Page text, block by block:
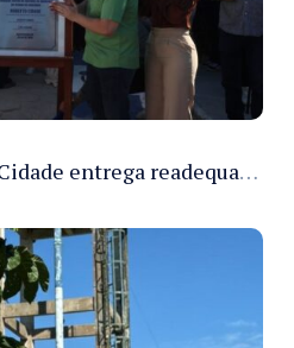
Governador Roberto Cidade entrega readequação do ambulatório da FCecon e amplia capacidade de atendimento oncológico em Manaus